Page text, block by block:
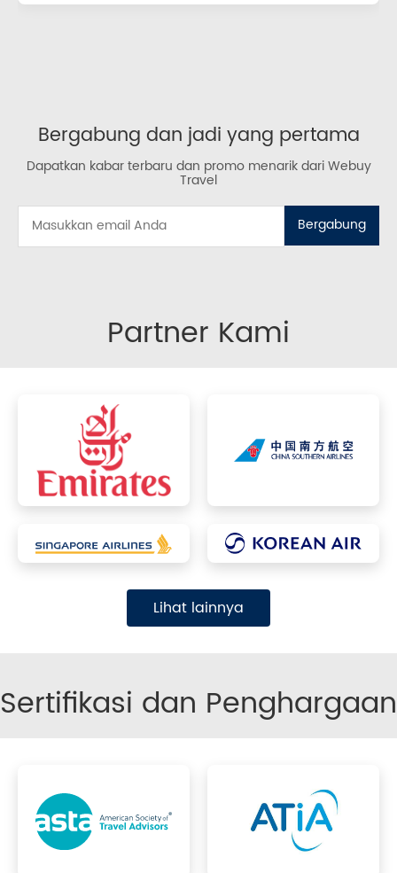
Bergabung dan jadi yang pertama
Dapatkan kabar terbaru dan promo menarik dari Webuy
Travel
Bergabung
Partner Kami
Lihat lainnya
Sertifikasi dan Penghargaan